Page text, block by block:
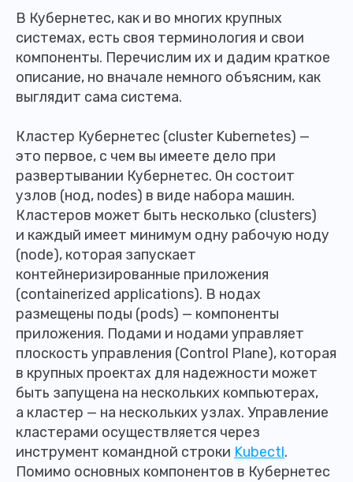
В Кубернетес, как и во многих крупных
системах, есть своя терминология и свои
компоненты. Перечислим их и дадим краткое
описание, но вначале немного объясним, как
выглядит сама система.
Кластер Кубернетес (cluster Kubernetes) —
это первое, с чем вы имеете дело при
развертывании Кубернетес. Он состоит
узлов (нод, nodes) в виде набора машин.
Кластеров может быть несколько (clusters)
и каждый имеет минимум одну рабочую ноду
(node), которая запускает
контейнеризированные приложения
(containerized applications). В нодах
размещены поды (pods) — компоненты
приложения. Подами и нодами управляет
плоскость управления (Control Plane), которая
в крупных проектах для надежности может
быть запущена на нескольких компьютерах,
а кластер — на нескольких узлах. Управление
кластерами осуществляется через
инструмент командной строки Kubectl.
Помимо основных компонентов в Кубернетес